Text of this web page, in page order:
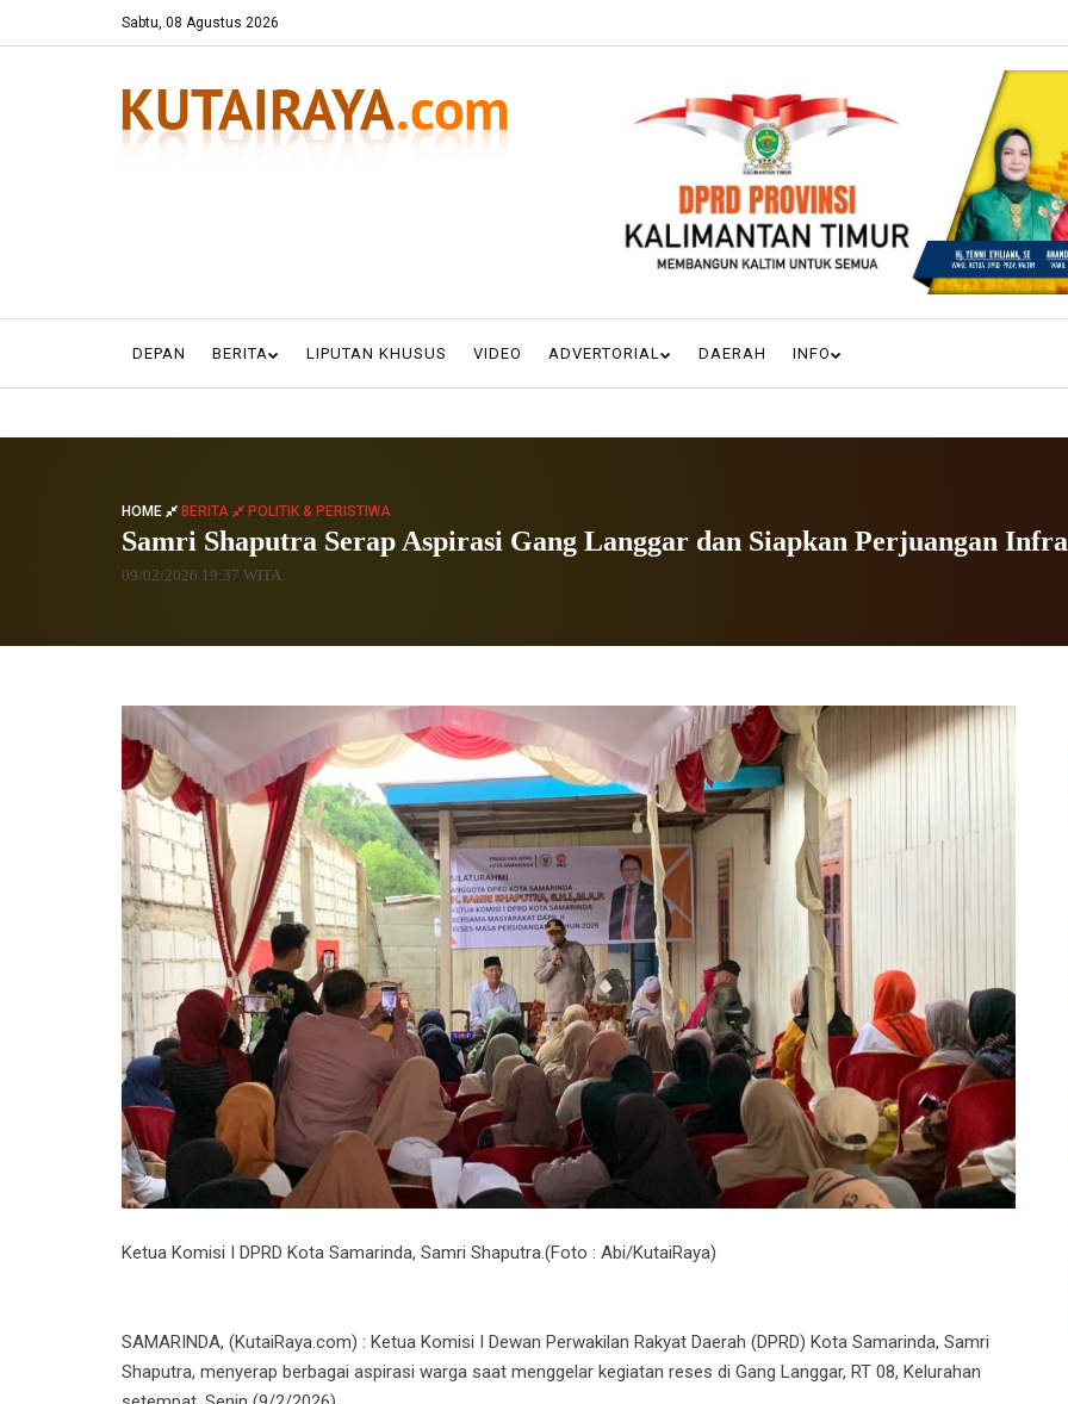
Sabtu, 08 Agustus 2026
DEPAN BERITA LIPUTAN KHUSUS VIDEO ADVERTORIAL DAERAH INFO
HOME BERITA POLITIK & PERISTIWA
Samri Shaputra Serap Aspirasi Gang Langgar dan Siapkan Perjuangan
09/02/2026 19:37 WITA
Ketua Komisi I DPRD Kota Samarinda, Samri Shaputra.(Foto : Abi/KutaiRaya)
SAMARINDA, (KutaiRaya.com) : Ketua Komisi I Dewan Perwakilan Rakyat Daerah (DPRD) Kota Samarinda, Samri
Shaputra, menyerap berbagai aspirasi warga saat menggelar kegiatan reses di Gang Langgar, RT 08, Kelurahan